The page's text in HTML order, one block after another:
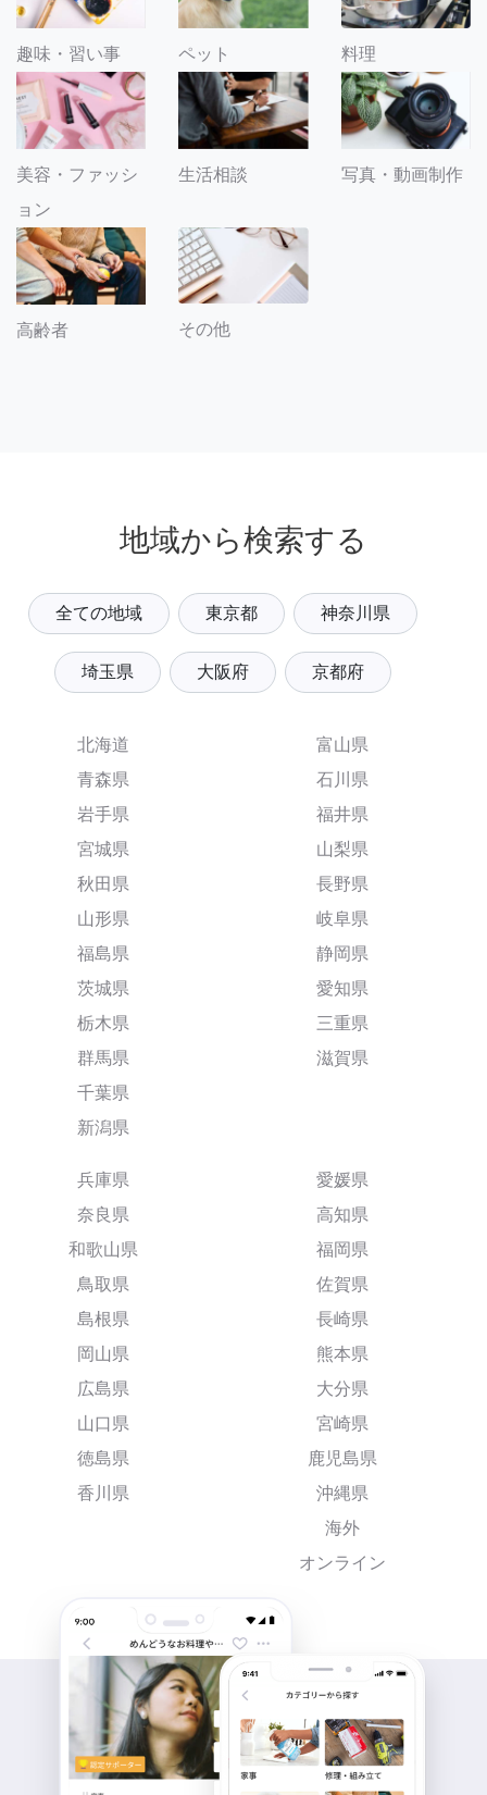
趣味・習い事 ペット 料理
美容・ファッシ
ョン
生活相談 写真・動画制作
高齢者 その他
地域から検索する
全ての地域 東京都 神奈川県
埼玉県 大阪府 京都府
北海道
青森県
岩手県
宮城県
秋田県
山形県
福島県
茨城県
栃木県
群馬県
千葉県
新潟県
富山県
石川県
福井県
山梨県
長野県
岐阜県
静岡県
愛知県
三重県
滋賀県
兵庫県
奈良県
和歌山県
鳥取県
島根県
岡山県
広島県
山口県
徳島県
香川県
愛媛県
高知県
福岡県
佐賀県
長崎県
熊本県
大分県
宮崎県
鹿児島県
沖縄県
海外
オンライン